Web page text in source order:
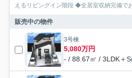
えるリビングイン階段 ◆全居室収納完備で
販売中の物件
3号棟
5,080万円
- / 88.67㎡ / 3LDK＋